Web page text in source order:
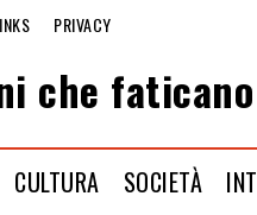
PRIVACY
che
CULTURA SOCIETÀ